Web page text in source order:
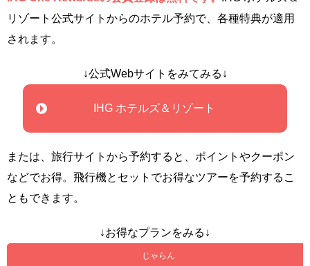
リゾート公式サイトからのホテル予約で、各種特典が適用
されます。
↓公式Webサイトをみてみる↓
IHG ホテルズ＆リゾート
または、旅行サイトから予約すると、ポイントやクーポン
などでお得。飛行機とセットでお得なツアーを予約するこ
ともできます。
↓お得なプランをみる↓
じゃらん